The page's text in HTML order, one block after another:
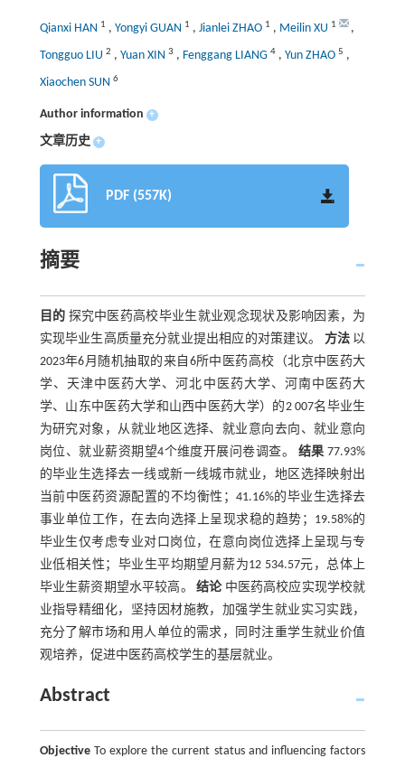
Qianxi HAN 1 , Yongyi GUAN 1 , Jianlei ZHAO 1 , Meilin XU 1
,
Tongguo LIU 2 , Yuan XIN 3 , Fenggang LIANG 4, Yun ZHAO 5 ,
Xiaochen SUN 6
Author information +
文章历史 +
PDF (557K)
摘要
目的 探究中医药高校毕业生就业观念现状及影响因素，为
实现毕业生高质量充分就业提出相应的对策建议。 方法 以
2023年6月随机抽取的来自6所中医药高校（北京中医药大
学、天津中医药大学、河北中医药大学、河南中医药大
学、山东中医药大学和山西中医药大学）的2 007名毕业生
为研究对象，从就业地区选择、就业意向去向、就业意向
岗位、就业薪资期望4个维度开展问卷调查。 结果 77.93%
的毕业生选择去一线或新一线城市就业，地区选择映射出
当前中医药资源配置的不均衡性；41.16%的毕业生选择去
事业单位工作，在去向选择上呈现求稳的趋势；19.58%的
毕业生仅考虑专业对口岗位，在意向岗位选择上呈现与专
业低相关性；毕业生平均期望月薪为12 534.57元，总体上
毕业生薪资期望水平较高。 结论中医药高校应实现学校就
业指导精细化，坚持因材施教，加强学生就业实习实践，
充分了解市场和用人单位的需求，同时注重学生就业价值
观培养，促进中医药高校学生的基层就业。
Abstract
ObjectiveTo explore the current status and influencing factors